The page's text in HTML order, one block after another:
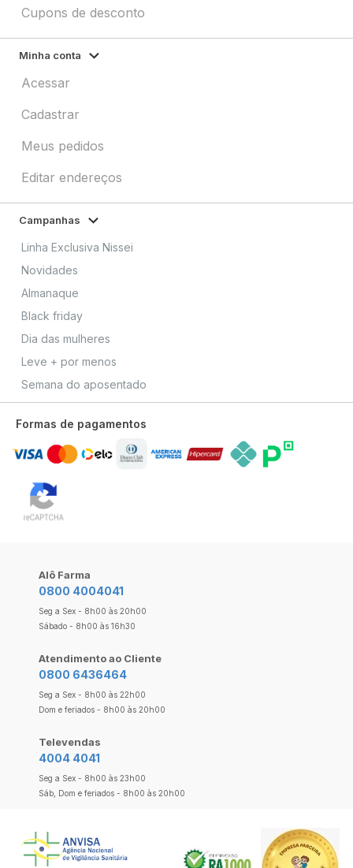
Cupons de desconto
Minha conta
Acessar
Cadastrar
Meus pedidos
Editar endereços
Campanhas
Linha Exclusiva Nissei
Novidades
Almanaque
Black friday
Dia das mulheres
Leve + por menos
Semana do aposentado
Formas de pagamentos
Alô Farma
0800 4004041
Seg a Sex - 8h00 às 20h00
Sábado - 8h00 às 16h30
Atendimento ao Cliente
0800 6436464
Seg a Sex - 8h00 às 22h00
Dom e feriados - 8h00 às 20h00
Televendas
4004 4041
Seg a Sex - 8h00 às 23h00
Sáb, Dom e feriados - 8h00 às 20h00